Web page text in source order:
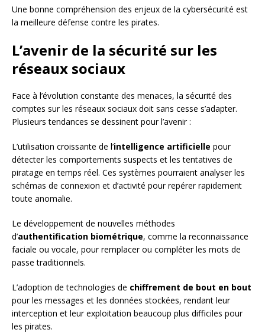
Une bonne compréhension des enjeux de la cybersécurité est
la meilleure défense contre les pirates.
L’avenir de la sécurité sur les
réseaux sociaux
Face à l’évolution constante des menaces, la sécurité des
comptes sur les réseaux sociaux doit sans cesse s’adapter.
Plusieurs tendances se dessinent pour l’avenir :
L’utilisation croissante de l’intelligence artificielle pour
détecter les comportements suspects et les tentatives de
piratage en temps réel. Ces systèmes pourraient analyser les
schémas de connexion et d’activité pour repérer rapidement
toute anomalie.
Le développement de nouvelles méthodes
d’authentification biométrique, comme la reconnaissance
faciale ou vocale, pour remplacer ou compléter les mots de
passe traditionnels.
L’adoption de technologies de chiffrement de bout en bout
pour les messages et les données stockées, rendant leur
interception et leur exploitation beaucoup plus difficiles pour
les pirates.